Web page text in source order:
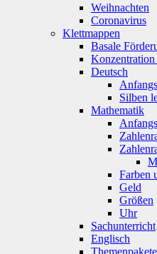
Weihnachten
Coronavirus
Klettmappen
Basale
Deutsch
Silben
Mathematik
Farben
Geld
Größen
Uhr
Sachunterricht
Englisch
Themenpakete